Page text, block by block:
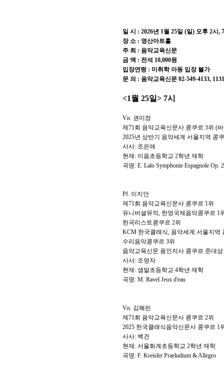
일 시 : 2026년 1월 25일 (일) 오후 2시 , 7
장 소 : 영산아트홀
주 최 : 음악교육신문
금 액 : 전석 10,000원
입장연령 : 미취학 아동 입장 불가
문 의 : 음악교육신문 02-549-4133,
<1월 25일> 7시
Vn. 권미정
제 71회 음악교육신문사 콩쿠르 3위 (
2025년 상반기 음악세계 서울지역 콩
사사: 조은애
현재 : 이음초등학교 2학년 재학
곡명: E. Lalo Symphonie Espagnole Op.
Pf. 이지안
제 71회 음악교육신문사 콩쿠르 1위
유니버셜뮤직, 한영국제음악콩쿠르 1
한국리스트콩쿠르 2위
KCM 한국클래식, 음악세계 서울지역
수리음악콩쿠르 3위
음악교육신문 용인지사 콩쿠르 준대상
사사: 조영자
현재 : 샘말초등학교 4학년 재학
곡명: M. Ravel Jeux d'eau
Vn. 김혜린
제 71회 음악교육신문사 콩쿠르 2위
2025 한국클래식음악신문사 콩쿠르 1
사사: 백건
현재 : 서울화계초등학교 2학년 재학
곡명: F. Kreisler Praeludium & Allegro